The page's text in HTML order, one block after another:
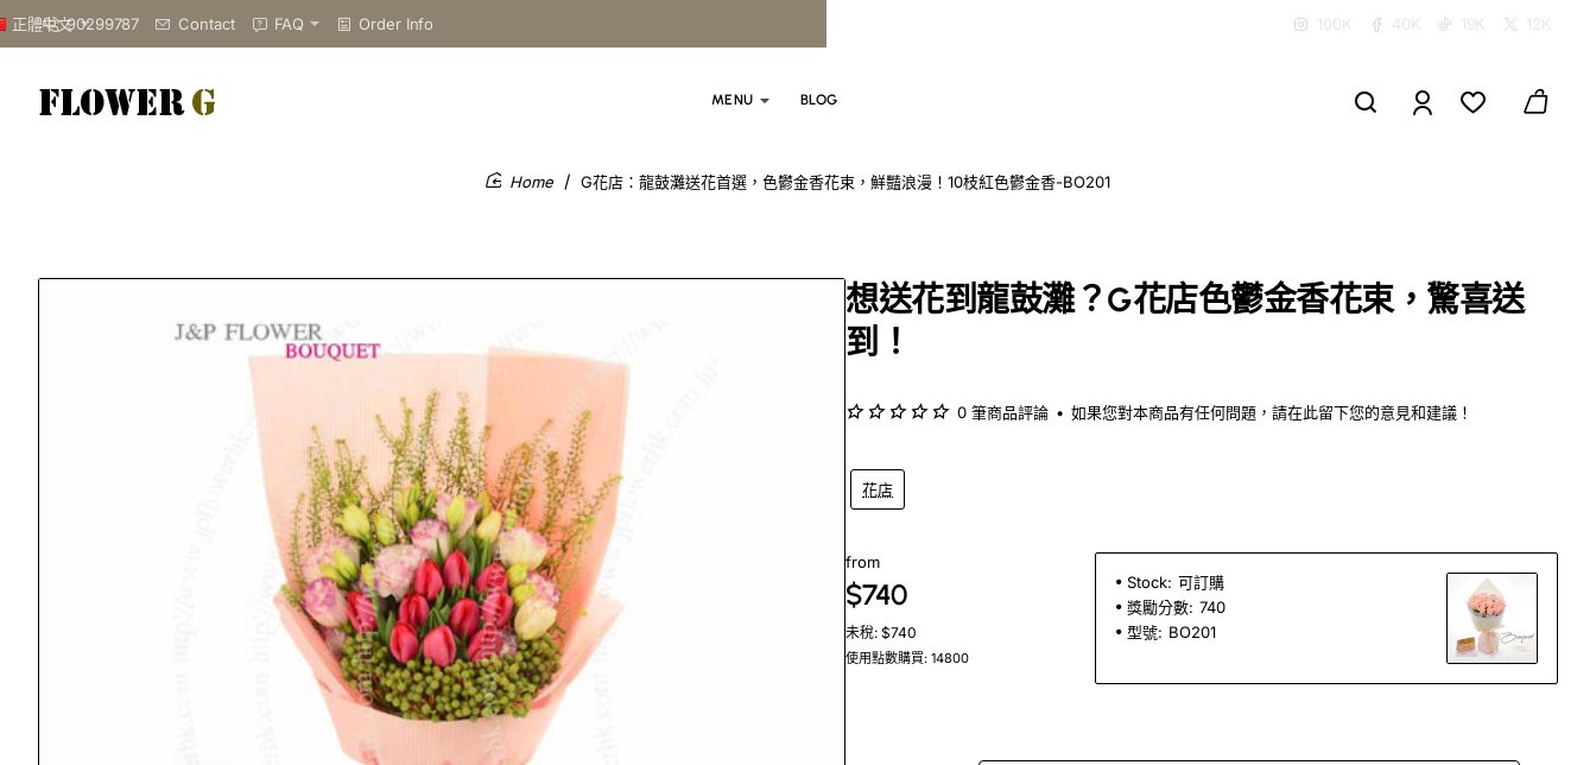
90299787 Contact FAQ Order Info
正體中文 100K 40K 19K 12K
MENU BLOG
G花店：龍鼓灘送花首選，色鬱金香花束，鮮豔浪漫！10枝紅色鬱金香-BO201
想送花到龍鼓灘？G花店色鬱金香花束，驚喜送
到！
花店
0 筆商品評論 • 如果您對本商品有任何問題，請在此留下您的意見和建議！
from
$740
未稅: $740
使用點數購買: 14800
Stock: 可訂購
獎勵分數: 740
型號: BO201